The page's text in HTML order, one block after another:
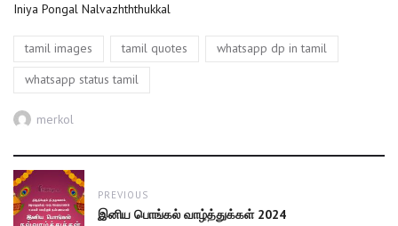
Iniya Pongal Nalvazhththukkal
Tags
tamil images tamil quotes whatsapp dp in tamil
whatsapp status tamil
Author
merkol
Post
navigation
PREVIOUS
Previous
இனிய பொங்கல் வாழ்த்துக்கள் 2024